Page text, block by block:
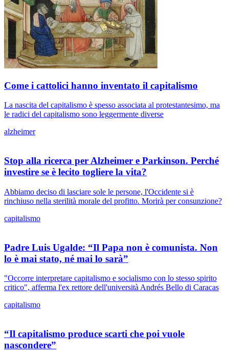
Come i cattolici hanno inventato il capitalismo
La nascita del capitalismo è spesso associata al protestantesimo, ma
le radici del capitalismo sono leggermente diverse
alzheimer
Stop alla ricerca per Alzheimer e Parkinson. Perché
investire se è lecito togliere la vita?
Abbiamo deciso di lasciare sole le persone, l'Occidente si è
rinchiuso nella sterilità morale del profitto. Morirà per consunzione?
capitalismo
Padre Luis Ugalde: “Il Papa non è comunista. Non
lo è mai stato, né mai lo sarà”
"Occorre interpretare capitalismo e socialismo con lo stesso spirito
critico", afferma l'ex rettore dell'università Andrés Bello di Caracas
capitalismo
“Il capitalismo produce scarti che poi vuole
nascondere”